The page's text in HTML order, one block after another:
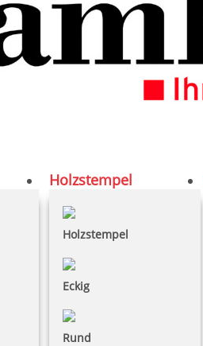
Holzstempel
Holzstempel
Eckig
Rund